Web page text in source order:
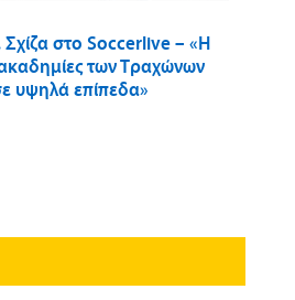
Σχίζα στο Soccerlive – «Η
των Τραχώνων
υψηλά επίπεδα»